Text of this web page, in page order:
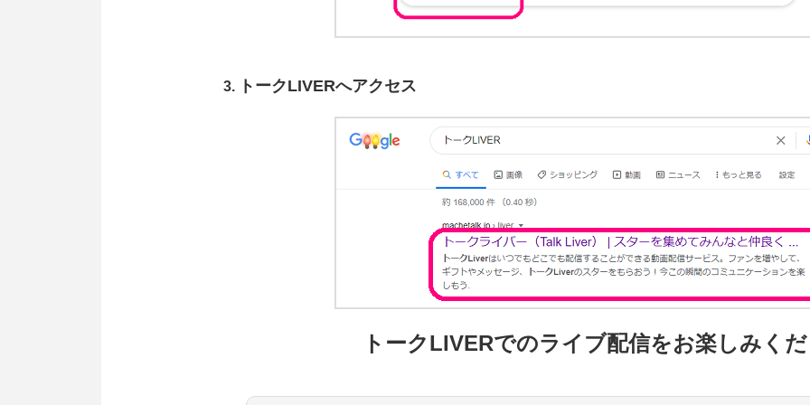
トークLIVERへアクセス
トークLIVERでのライブ配信をお楽しみく